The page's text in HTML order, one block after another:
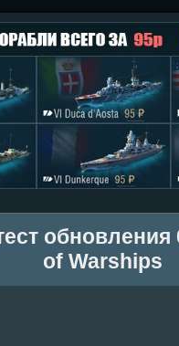
обновления
of Warships